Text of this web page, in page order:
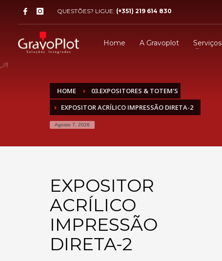
QUESTÕES? LIGUE: (+351) 219 614 830
Home A Gravoplot Serviços
HOME
03.EXPOSITORES & TOTEM'S
EXPOSITOR ACRÍLICO IMPRESSÃO DIRETA-2
Agosto 7, 2026
EXPOSITOR
ACRÍLICO
IMPRESSÃO
DIRETA-2